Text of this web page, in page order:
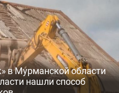
в Мурманской области
нашли способ